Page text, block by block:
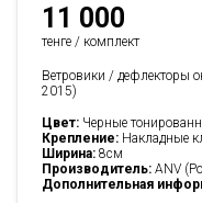
11 000
тенге / комплект
Ветровики / дефлекторы
2015)
Цвет: Черные
Крепление: Накладные
Ширина: 8см
Производитель: ANV
Дополнительная